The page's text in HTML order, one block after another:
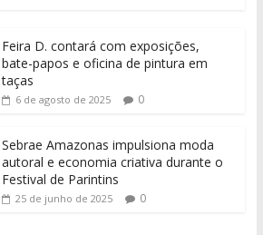
Feira D. contará com exposições,
bate-papos e oficina de pintura em
taças
6 de agosto de 2025 0
Sebrae Amazonas impulsiona moda
autoral e economia criativa durante o
Festival de Parintins
25 de junho de 2025 0